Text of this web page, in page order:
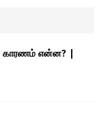
காரணம் என்ன? |